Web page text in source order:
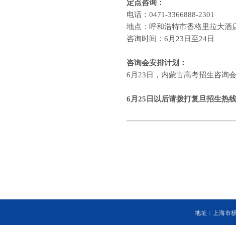
定点咨询：
电话： 0471-3366888-2301
地点：呼和浩特市香格里拉大酒
咨询时间： 6 月 23 日至24日
咨询会安排计划：
6 月 23 日，内蒙古高考招生咨询
6 月 25 日以后请拨打复旦招生热线
地址：上海市